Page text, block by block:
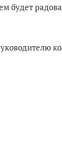
будет